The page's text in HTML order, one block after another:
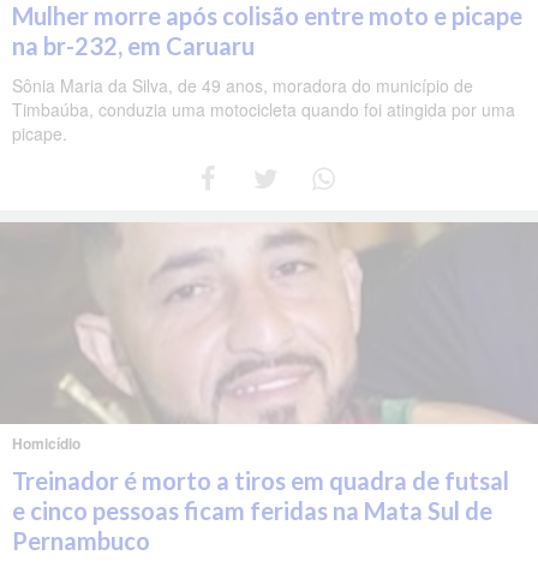
Mulher morre após colisão entre moto e picape
na br-232, em Caruaru
Sônia Maria da Silva, de 49 anos, moradora do município de
Timbaúba, conduzia uma motocicleta quando foi atingida por uma
picape.
Homicídio
Treinador é morto a tiros em quadra de futsal
e cinco pessoas ficam feridas na Mata Sul de
Pernambuco